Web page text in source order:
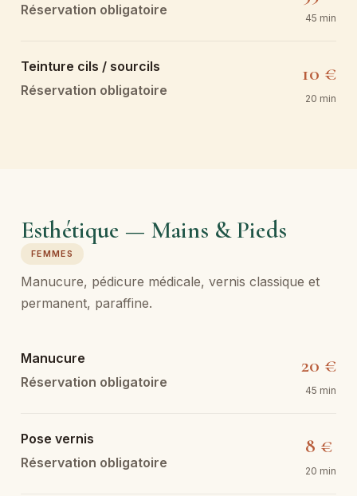
Réservation obligatoire
45 min
Teinture cils / sourcils
Réservation obligatoire
10 €
20 min
Esthétique — Mains & Pieds
FEMMES
Manucure, pédicure médicale, vernis classique et
permanent, paraffine.
Manucure
Réservation obligatoire
20 €
45 min
Pose vernis
Réservation obligatoire
8 €
20 min